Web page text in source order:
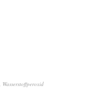
Wasserstoffperoxid